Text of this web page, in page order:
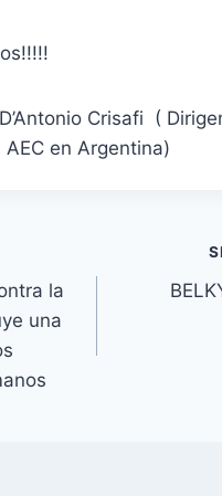
Crisafi (
en Argentina)
la
una